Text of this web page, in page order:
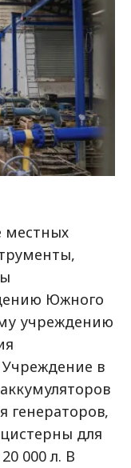
местных
Южного
учреждению
Учреждение в
генераторов,
для
000 л. В